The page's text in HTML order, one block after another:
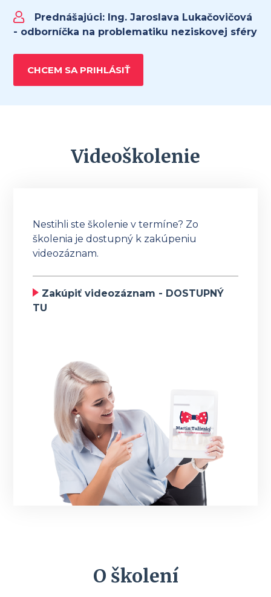
Prednášajúci: Ing. Jaroslava Lukačovičová
- odborníčka na problematiku neziskovej sféry
CHCEM SA PRIHLÁSIŤ
Videoškolenie
Nestihli ste školenie v termíne? Zo
školenia je dostupný k zakúpeniu
videozáznam.
Zakúpiť videozáznam - DOSTUPNÝ
TU
O školení